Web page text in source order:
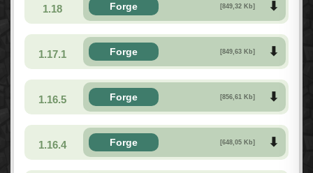
1.18 Forge [849,32 Kb]
1.17.1 Forge [849,63 Kb]
1.16.5 Forge [856,61 Kb]
1.16.4 Forge [648,05 Kb]